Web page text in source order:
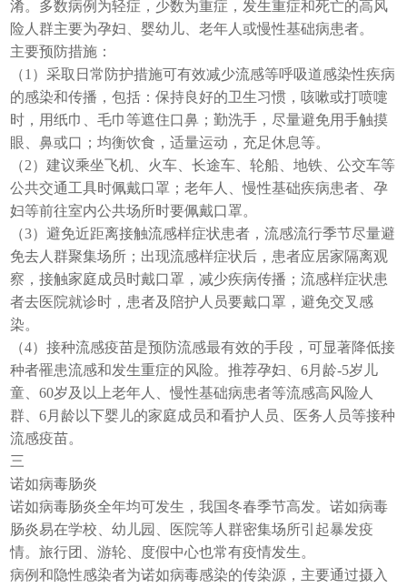
淆。多数病例为轻症，少数为重症，发生重症和死亡的高风
险人群主要为孕妇、婴幼儿、老年人或慢性基础病患者。
主要预防措施：
（1）采取日常防护措施可有效减少流感等呼吸道感染性疾病
的感染和传播，包括：保持良好的卫生习惯，咳嗽或打喷嚏
时，用纸巾、毛巾等遮住口鼻；勤洗手，尽量避免用手触摸
眼、鼻或口；均衡饮食，适量运动，充足休息等。
（2）建议乘坐飞机、火车、长途车、轮船、地铁、公交车等
公共交通工具时佩戴口罩；老年人、慢性基础疾病患者、孕
妇等前往室内公共场所时要佩戴口罩。
（3）避免近距离接触流感样症状患者，流感流行季节尽量避
免去人群聚集场所；出现流感样症状后，患者应居家隔离观
察，接触家庭成员时戴口罩，减少疾病传播；流感样症状患
者去医院就诊时，患者及陪护人员要戴口罩，避免交叉感
染。
（4）接种流感疫苗是预防流感最有效的手段，可显著降低接
种者罹患流感和发生重症的风险。推荐孕妇、6月龄-5岁儿
童、60岁及以上老年人、慢性基础病患者等流感高风险人
群、6月龄以下婴儿的家庭成员和看护人员、医务人员等接种
流感疫苗。
三
诺如病毒肠炎
诺如病毒肠炎全年均可发生，我国冬春季节高发。诺如病毒
肠炎易在学校、幼儿园、医院等人群密集场所引起暴发疫
情。旅行团、游轮、度假中心也常有疫情发生。
病例和隐性感染者为诺如病毒感染的传染源，主要通过摄入